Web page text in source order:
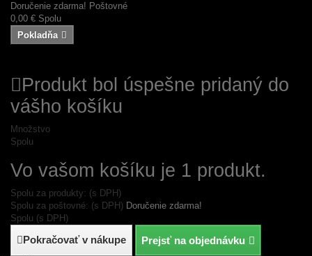
Doručenie zdarma! Poštovné
0,00 € Spolu
Pokladňa
Produkt bol úspešne pridaný do
vášho košíku
Množstvo
Spolu
Vo vašom košíku je 1 produkt.
Spolu za produkty: (s DPH)
Spolu za poštovné: (s DPH) Doručenie zdarma!
Spolu (s DPH)
Pokračovať v nákupe Prejsť na objednávku